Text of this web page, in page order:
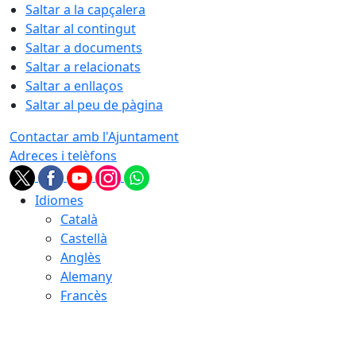
Saltar a la capçalera
Saltar al contingut
Saltar a documents
Saltar a relacionats
Saltar a enllaços
Saltar al peu de pàgina
Contactar amb l'Ajuntament
Adreces i telèfons
Idiomes
Català
Castellà
Anglès
Alemany
Francès